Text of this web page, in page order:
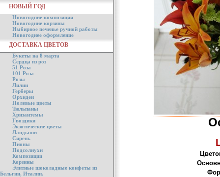
НОВЫЙ ГОД
Новогодние композиции
Новогодние корзины
Имбирное печенье ручной работы
Новогоднее оформление
ДОСТАВКА ЦВЕТОВ
Букеты на 8 марта
Сердца из роз
51 Роза
101 Роза
Розы
Лилии
Герберы
Орхидеи
Полевые цветы
Тюльпаны
Хризантемы
Гвоздики
Экзотические цветы
Ландыши
Сирень
Пионы
Подсолнухи
Композиции
Корзины
Элитные шоколадные конфеты из
Бельгии, Италии.